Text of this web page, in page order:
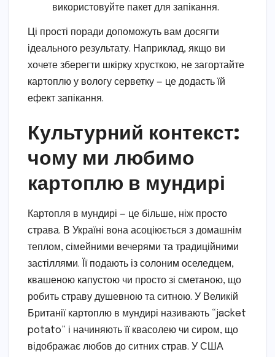
використовуйте пакет для запікання.
Ці прості поради допоможуть вам досягти
ідеального результату. Наприклад, якщо ви
хочете зберегти шкірку хрусткою, не загортайте
картоплю у вологу серветку — це додасть їй
ефект запікання.
Культурний контекст:
чому ми любимо
картоплю в мундирі
Картопля в мундирі — це більше, ніж просто
страва. В Україні вона асоціюється з домашнім
теплом, сімейними вечерями та традиційними
застіллями. Її подають із солоним оселедцем,
квашеною капустою чи просто зі сметаною, що
робить страву душевною та ситною. У Великій
Британії картоплю в мундирі називають “jacket
potato” і начиняють її квасолею чи сиром, що
відображає любов до ситних страв. У США